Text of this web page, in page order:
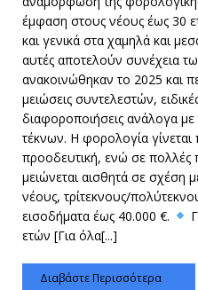
έμφαση στους νέους έως 30
και γενικά στα χαμηλά και
αυτές αποτελούν συνέχεια
ανακοινώθηκαν το 2025 και
μειώσεις συντελεστών,
διαφοροποιήσεις ανάλογα με
τέκνων. Η φορολογία
προοδευτική, ενώ σε πολλές
μειώνεται αισθητά σε σχέση
νέους, τρίτεκνους/
εισοδήματα έως 40.000 €.
ετών [Για όλα[...]
Διαβάστε Περισσότερα